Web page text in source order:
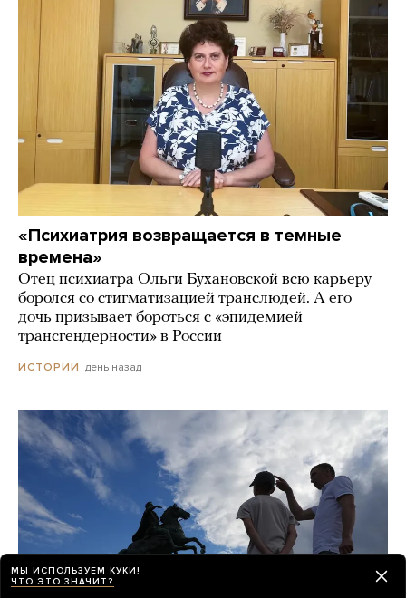
«Психиатрия возвращается в темные
времена»
Отец психиатра Ольги Бухановской всю карьеру
боролся со стигматизацией транслюдей. А его
дочь призывает бороться с «эпидемией
трансгендерности» в России
ИСТОРИИ день назад
МЫ ИСПОЛЬЗУЕМ КУКИ!
ЧТО ЭТО ЗНАЧИТ?